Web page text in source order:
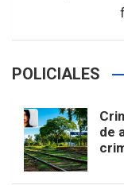
POLICIALES
de